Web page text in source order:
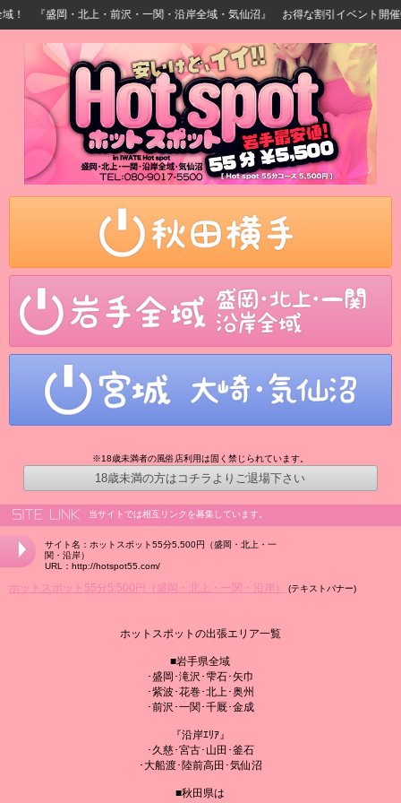
『盛岡・北上・前沢・一関・沿岸全域・気仙沼』 お得な割引イベント開
※18歳未満者の風俗店利用は固く禁じられています。
18歳未満の方はコチラよりご退場下さい
当サイトでは相互リンクを募集しています。
サイト名：ホットスポット55分5,500円（盛岡・北上・一
関・沿岸）
URL：http://hotspot55.com/
ホットスポット55分5,500円（盛岡・北上・一関・沿岸） (テキストバナー)
ホットスポットの出張エリア一覧
■岩手県全域
･盛岡･滝沢･雫石･矢巾
･紫波･花巻･北上･奥州
･前沢･一関･千厩･金成
『沿岸ｴﾘｱ』
･久慈･宮古･山田･釜石
･大船渡･陸前高田･気仙沼
■秋田県は